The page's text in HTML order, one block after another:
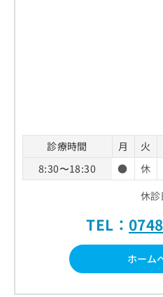
診療時間 月 火
8:30〜18:30
● 休
休
TEL：
ホーム